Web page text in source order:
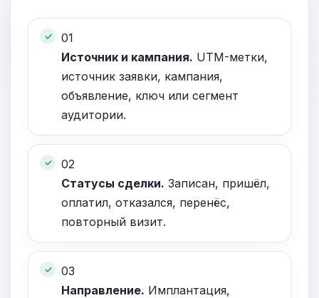
01
Источник и кампания. UTM-метки,
источник заявки, кампания,
объявление, ключ или сегмент
аудитории.
02
Статусы сделки. Записан, пришёл,
оплатил, отказался, перенёс,
повторный визит.
03
Направление. Имплантация,